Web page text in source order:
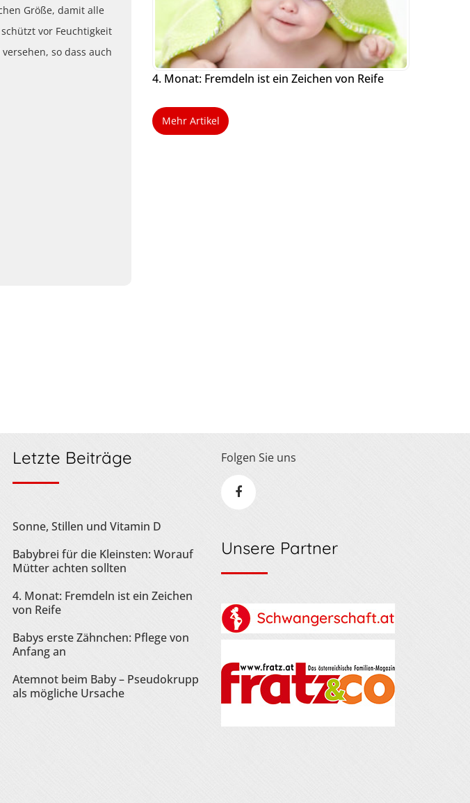
Größe, damit alle
vor Feuchtigkeit
so dass auch
4. Monat: Fremdeln ist ein Zeichen von Reife
Mehr Artikel
Letzte Beiträge
Sonne, Stillen und Vitamin D
Babybrei für die Kleinsten: Worauf
Mütter achten sollten
4. Monat: Fremdeln ist ein Zeichen
von Reife
Babys erste Zähnchen: Pflege von
Anfang an
Atemnot beim Baby – Pseudokrupp
als mögliche Ursache
Folgen Sie uns
Unsere Partner